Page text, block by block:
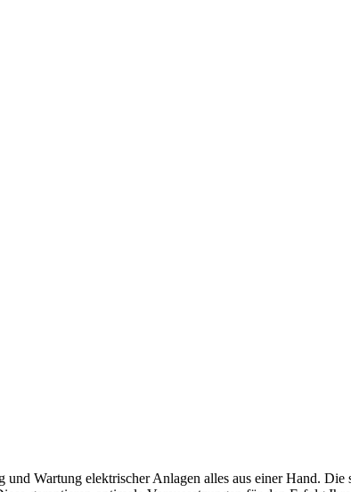
Wartung elektrischer Anlagen alles aus einer Hand.